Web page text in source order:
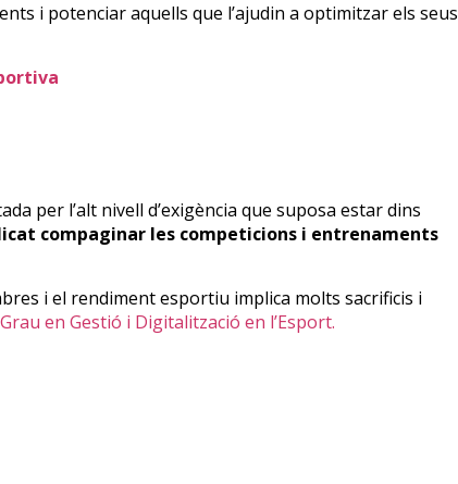
i potenciar aquells que l’ajudin a optimitzar els seus
per l’alt nivell d’exigència que suposa estar dins
compaginar les competicions i entrenaments
i el rendiment esportiu implica molts sacrificis i
Grau en Gestió i Digitalització en l’Esport.